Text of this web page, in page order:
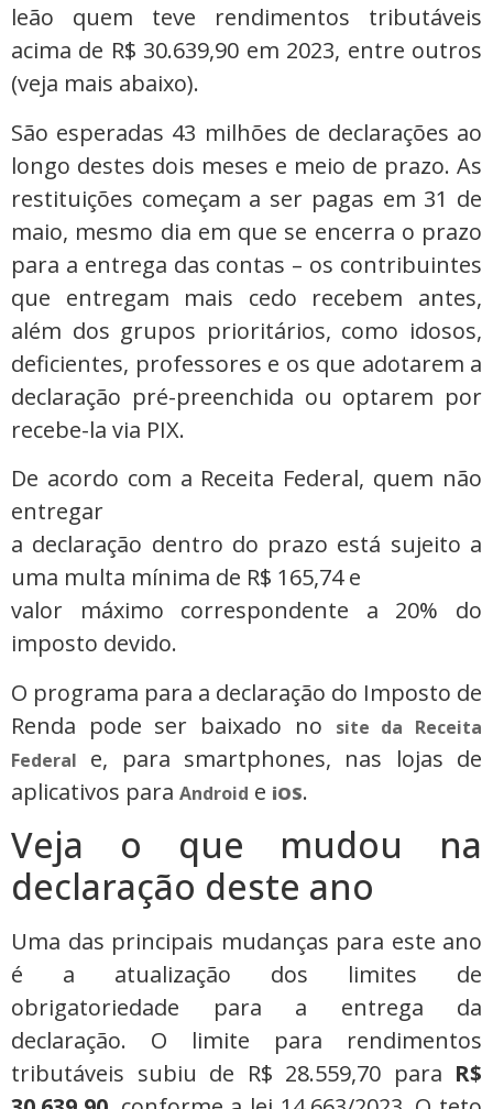
leão quem teve rendimentos tributáveis
acima de R$ 30.639,90 em 2023, entre outros
(veja mais abaixo).
São esperadas 43 milhões de declarações ao
longo destes dois meses e meio de prazo. As
restituições começam a ser pagas em 31 de
maio, mesmo dia em que se encerra o prazo
para a entrega das contas – os contribuintes
que entregam mais cedo recebem antes,
além dos grupos prioritários, como idosos,
deficientes, professores e os que adotarem a
declaração pré-preenchida ou optarem por
recebe-la via PIX.
De acordo com a Receita Federal, quem não
entregar
a declaração dentro do prazo está sujeito a
uma multa mínima de R$ 165,74 e
valor máximo correspondente a 20% do
imposto devido.
O programa para a declaração do Imposto de
Renda pode ser baixado no
site da Receita
Federal
e, para smartphones, nas lojas de
aplicativos para Android e iOS.
Veja o que mudou na
declaração deste ano
Uma das principais mudanças para este ano
é a atualização dos limites de
obrigatoriedade para a entrega da
declaração. O limite para rendimentos
tributáveis subiu de R$ 28.559,70 para R$